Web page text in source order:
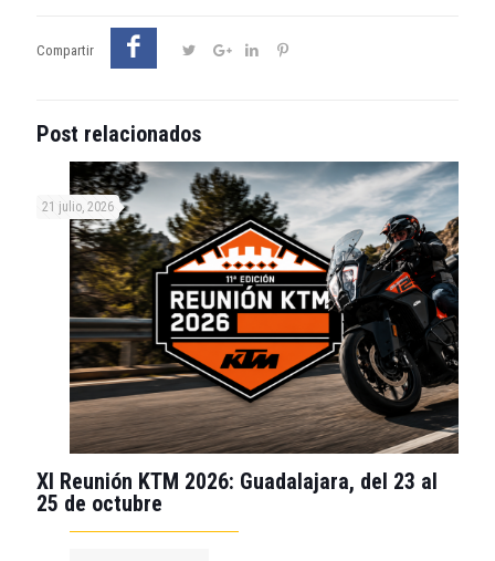
Compartir
Post relacionados
21 julio, 2026
XI Reunión KTM 2026: Guadalajara, del 23 al
25 de octubre